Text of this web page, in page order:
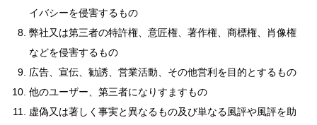
イバシーを侵害するもの
弊社又は第三者の特許権、意匠権、著作権、商標権、肖像権
などを侵害するもの
広告、宣伝、勧誘、営業活動、その他営利を目的とするもの
他のユーザー、第三者になりすますもの
虚偽又は著しく事実と異なるもの及び単なる風評や風評を助